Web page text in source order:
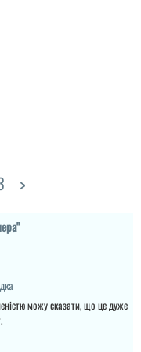
, нічого більше
побачите а масивне
полотно і короб , то
>
можу сказати, що це дуже